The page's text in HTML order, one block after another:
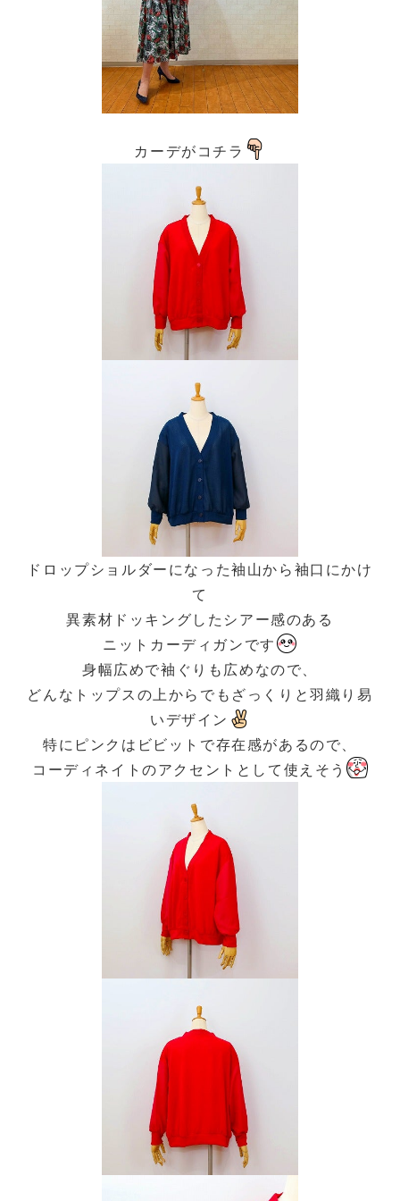
カーデがコチラ
ドロップショルダーになった袖山から袖口にかけ
て
異素材ドッキングしたシアー感のある
ニットカーディガンです
身幅広めで袖ぐりも広めなので、
どんなトップスの上からでもざっくりと羽織り易
いデザイン
特にピンクはビビットで存在感があるので、
コーディネイトのアクセントとして使えそう